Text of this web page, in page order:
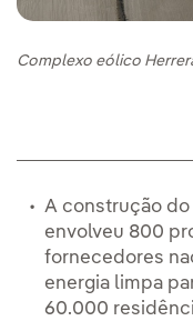
Complexo eólico
A construção
envolveu 800
fornecedores
energia limpa
60.000